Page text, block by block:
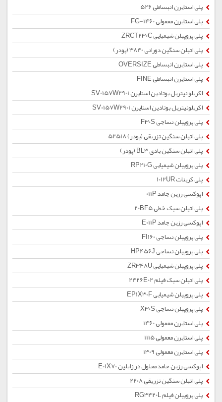
پلی استایرن انبساطی 526
پلی استایرن معمولی 1460-FG
پلی پروپیلن شیمیایی ZRCT230C
پلی اتیلن سنگین دورانی 3840 (پودر)
پلی استایرن انبساطی OVERSIZE
پلی استایرن انبساطی FINE
اکریلو نیتریل بوتادین استایرن SV0157W2901
اکریلونیتریل بوتادین استایرن SV0157W2901
پلی پروپیلن نساجی F30S
پلی اتیلن سنگین تزریقی (پودر) 52518
پلی اتیلن سنگین بادی BL3 (پودر)
پلی پروپیلن شیمیایی RP210G
پلی کربنات 1012UR
اپوکسی رزین جامد 011P
پلی اتیلن سبک خطی 20BF5
اپوکسی رزین جامد E011P
پلی پروپیلن نساجی FI160
پلی پروپیلن نساجی HP456J
پلی پروپیلن شیمیایی ZR348U
پلی اتیلن سبک فیلم 2426E02
پلی پروپیلن شیمیایی EP1X30F
پلی پروپیلن نساجی X30S
پلی استایرن معمولی 1460
پلی استایرن معمولی 1115
پلی استایرن معمولی 1309
اپوکسی رزین جامد محلول در زایلین E01X70
پلی اتیلن سنگین تزریقی 2208
پلی پروپیلن فیلم RG3420L